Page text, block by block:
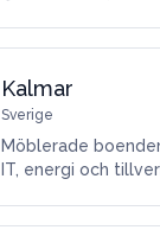
Kalmar
Sverige
Möblerade
IT, energi och